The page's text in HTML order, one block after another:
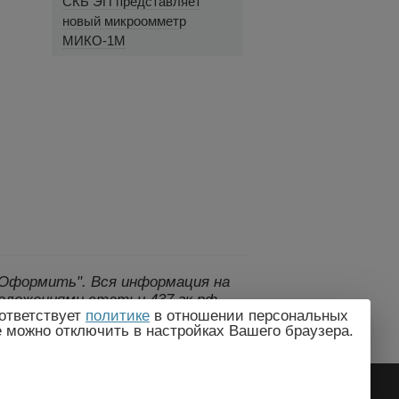
новый микроомметр
МИКО-1М
Вся информация на
статьи 437 гк рф.,
без предварительного
политике в отношении персональных
отключить в настройках Вашего браузера.